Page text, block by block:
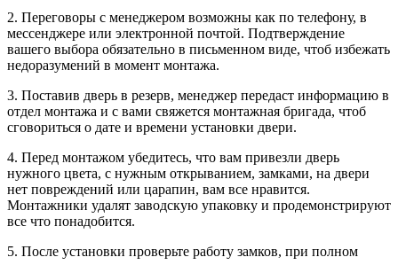
2. Переговоры с менеджером возможны как по телефону, в
мессенджере или электронной почтой. Подтверждение
вашего выбора обязательно в письменном виде, чтоб избежать
недоразумений в момент монтажа.
3. Поставив дверь в резерв, менеджер передаст информацию в
отдел монтажа и с вами свяжется монтажная бригада, чтоб
сговориться о дате и времени установки двери.
4. Перед монтажом убедитесь, что вам привезли дверь
нужного цвета, с нужным открыванием, замками, на двери
нет повреждений или царапин, вам все нравится.
Монтажники удалят заводскую упаковку и продемонстрируют
все что понадобится.
5. После установки проверьте работу замков, при полном